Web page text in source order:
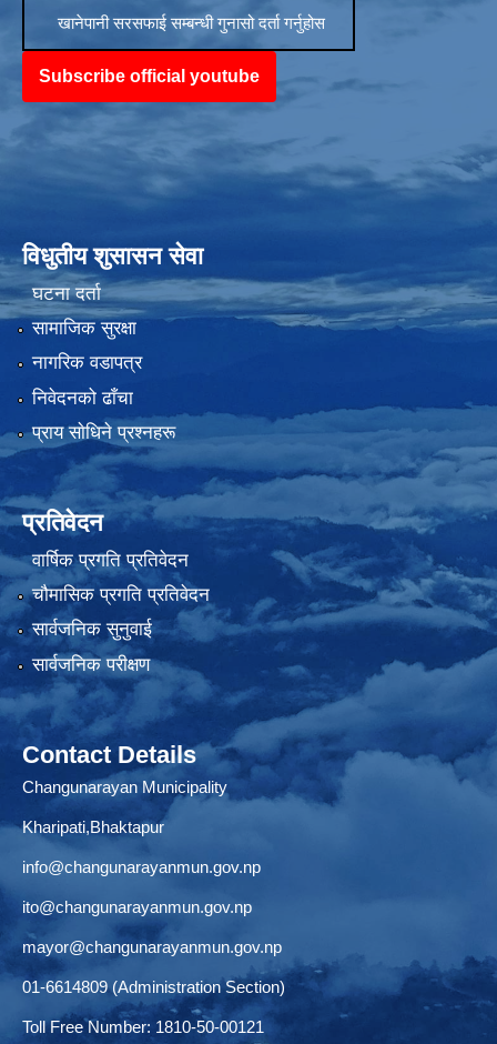
खानेपानी सरसफाई सम्बन्धी गुनासो दर्ता गर्नुहोस
Subscribe official youtube
विधुतीय शुसासन सेवा
घटना दर्ता
सामाजिक सुरक्षा
नागरिक वडापत्र
निवेदनको ढाँचा
प्राय साेधिने प्रश्नहरू
प्रतिवेदन
वार्षिक प्रगति प्रतिवेदन
चौमासिक प्रगति प्रतिवेदन
सार्वजनिक सुनुवाई
सार्वजनिक परीक्षण
Contact Details
Changunarayan Municipality
Kharipati,Bhaktapur
info@changunarayanmun.gov.np
ito@changunarayanmun.gov.np
mayor@changunarayanmun.gov.np
01-6614809 (Administration Section)
Toll Free Number: 1810-50-00121